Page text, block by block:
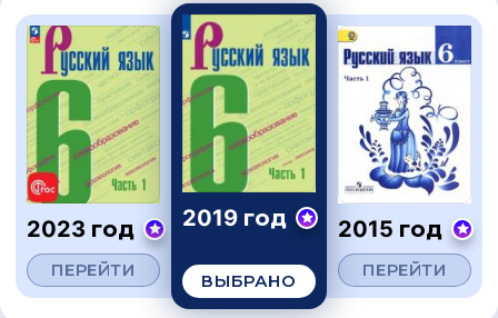
2023 год
ПЕРЕЙТИ
2019 год
ВЫБРАНО
2015 год
ПЕРЕЙТИ